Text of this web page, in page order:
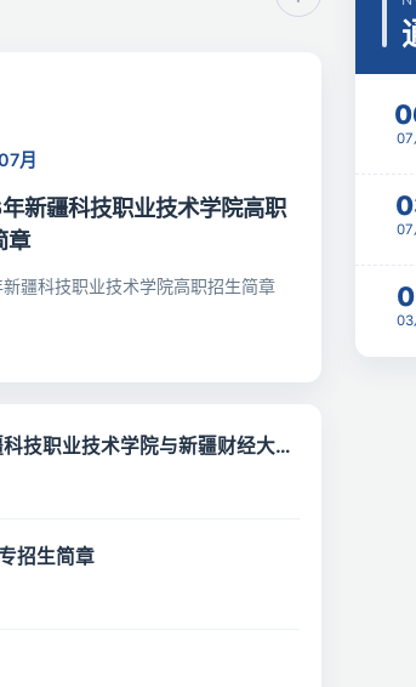
月
新疆科技职业技术学院高职
章
疆科技职业技术学院高职招生简章
技职业技术学院与新疆财经大学
招生简章
07
07
03